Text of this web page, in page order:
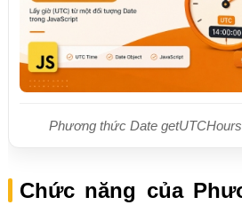
Phương thức Date
Chức năng của